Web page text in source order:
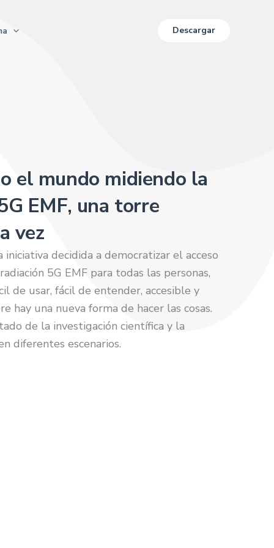
Descargar
el mundo midiendo la
EMF, una torre
vez
iniciativa decidida a democratizar el acceso
5G EMF para todas las personas,
de usar, fácil de entender, accesible y
hay una nueva forma de hacer las cosas.
de la investigación científica y la
diferentes escenarios.